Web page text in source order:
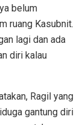
belum
ruang Kasubnit.
lagi dan ada
diri kalau
Ragil yang
gantung diri